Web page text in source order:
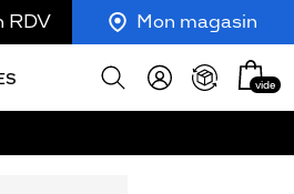
RDV Mon magasin
Afficher
Mon
panier
vide